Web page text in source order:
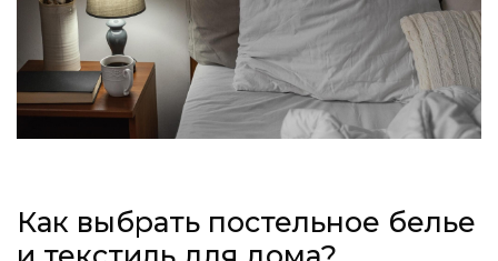
Как выбрать постельное белье